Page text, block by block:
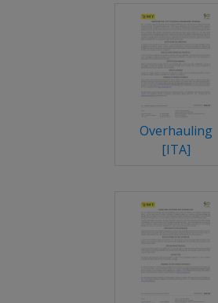
Overhauling
[ITA]